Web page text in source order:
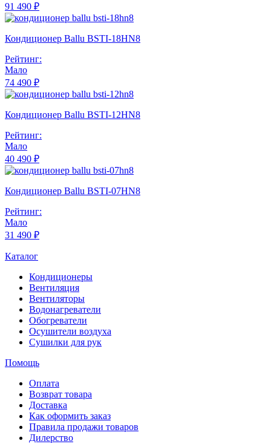
91 490 ₽
Кондиционер Ballu BSTI-18HN8
Рейтинг:
Мало
74 490 ₽
Кондиционер Ballu BSTI-12HN8
Рейтинг:
Мало
40 490 ₽
Кондиционер Ballu BSTI-07HN8
Рейтинг:
Мало
31 490 ₽
Каталог
Кондиционеры
Вентиляция
Вентиляторы
Водонагреватели
Обогреватели
Осушители воздуха
Сушилки для рук
Помощь
Оплата
Возврат товара
Доставка
Как оформить заказ
Правила продажи товаров
Дилерство